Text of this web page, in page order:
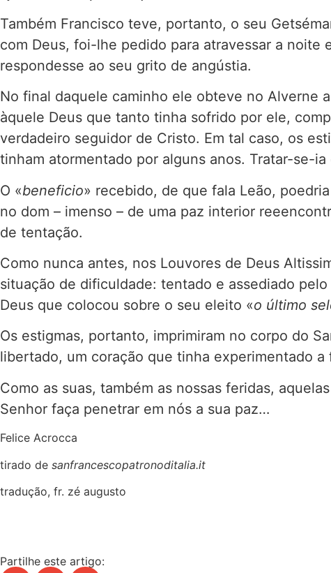
Também Francisco teve, portanto, o seu
com Deus, foi-lhe pedido para atravessar a noite
respondesse ao seu grito de angústia.
No final daquele caminho ele obteve no Alverne
àquele Deus que tanto tinha sofrido por ele,
verdadeiro seguidor de Cristo. Em tal caso, os
tinham atormentado por alguns anos. Tratar-se-
O «beneficio» recebido, de que fala Leão,
no dom – imenso – de uma paz interior
de tentação.
Como nunca antes, nos Louvores de Deus
situação de dificuldade: tentado e assediado
Deus que colocou sobre o seu eleito «o último
Os estigmas, portanto, imprimiram no corpo do
libertado, um coração que tinha experimentado a
Como as suas, também as nossas feridas,
Senhor faça penetrar em nós a sua paz…
Felice Acrocca
tirado de sanfrancescopatronoditalia.it
tradução, fr. zé augusto
Partilhe este artigo: